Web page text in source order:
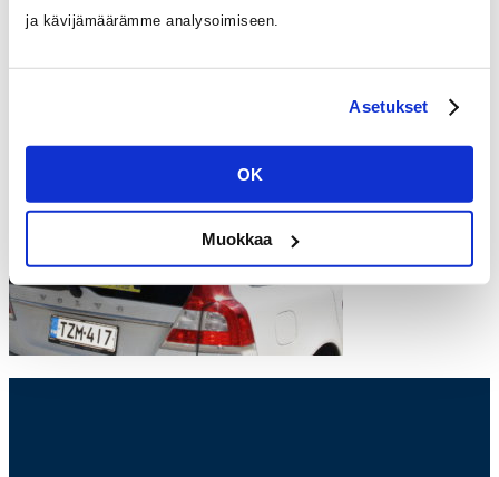
ja kävijämäärämme analysoimiseen.
Asetukset
OK
Muokkaa